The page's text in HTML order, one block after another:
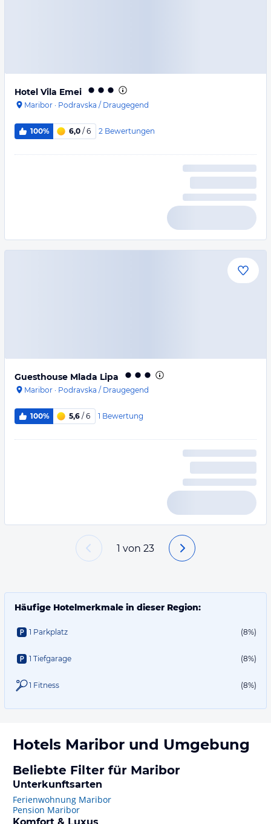
Hotel Vila Emei
Maribor · Podravska / Draugegend
100% 6,0 / 6 2 Bewertungen
Guesthouse Mlada Lipa
Maribor · Podravska / Draugegend
100% 5,6 / 6 1 Bewertung
1 von 23
Häufige Hotelmerkmale in dieser Region:
1 Parkplatz (8%)
1 Tiefgarage (8%)
1 Fitness (8%)
Hotels Maribor und Umgebung
Beliebte Filter für Maribor
Unterkunftsarten
Ferienwohnung Maribor
Pension Maribor